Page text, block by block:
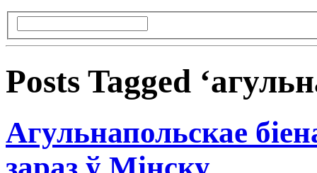
Posts Tagged
Агульнапольскае